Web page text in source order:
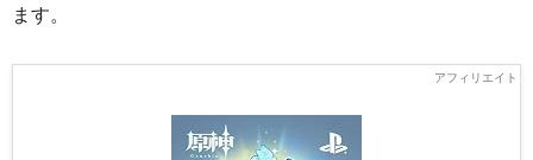
ます。